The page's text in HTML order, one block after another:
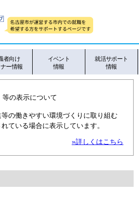
者向け
ー情報
イベント
情報
就活サポート
情報
等の表示について
の働きやすい環境づくりに取り組む
ている場合に表示しています。
»詳しくはこちら